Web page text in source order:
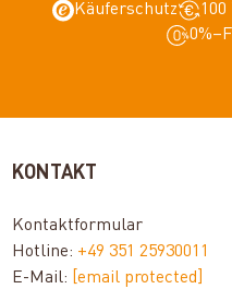
Käuferschutz
KONTAKT
Kontaktformular
Hotline: +49 351 25930011
E-Mail:
[email protected]